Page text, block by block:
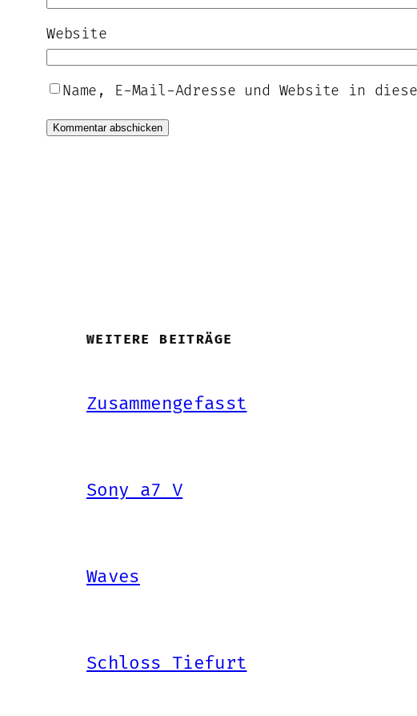
Website
Name, E-Mail-Adresse und Website in
WEITERE BEITRÄGE
Zusammengefasst
Sony a7 V
Waves
Schloss Tiefurt